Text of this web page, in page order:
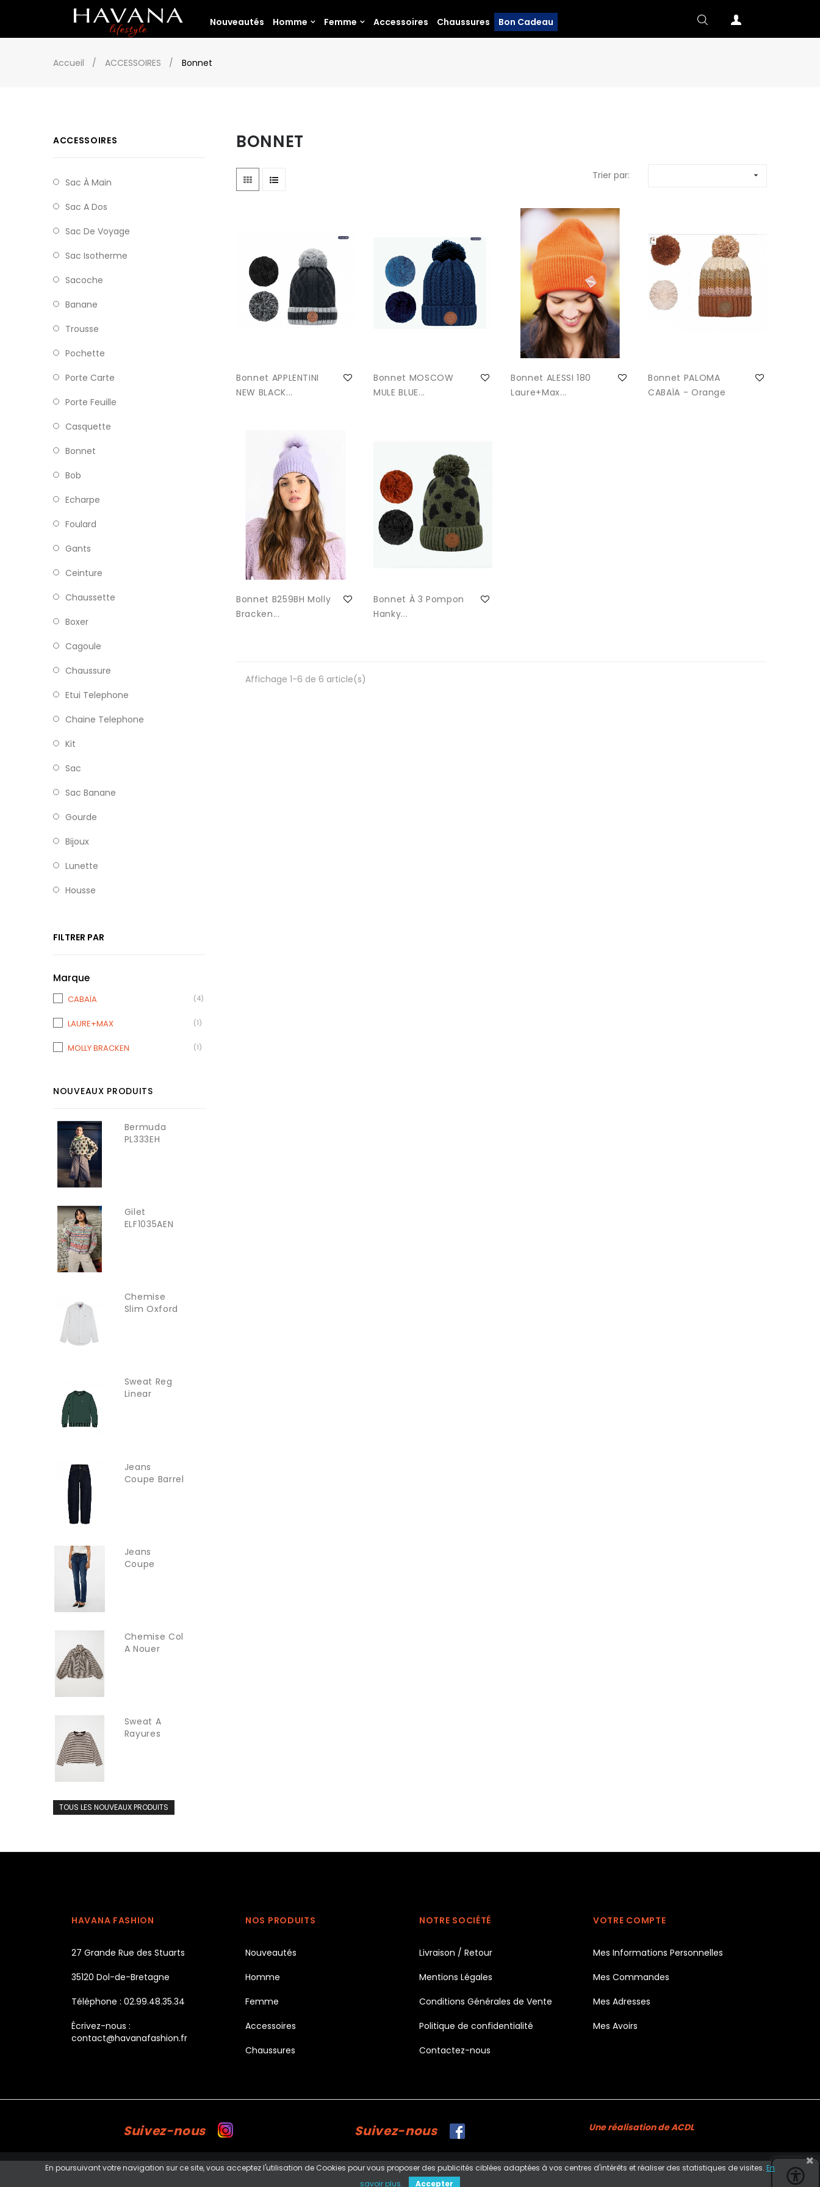
Nouveautés Homme Femme Accessoires Chaussures Bon Cadeau
Accueil ACCESSOIRES Bonnet
ACCESSOIRES
Sac À Main
Sac A Dos
Sac De Voyage
Sac Isotherme
Sacoche
Banane
Trousse
Pochette
Porte Carte
Porte Feuille
Casquette
Bonnet
Bob
Echarpe
Foulard
Gants
Ceinture
Chaussette
Boxer
Cagoule
Chaussure
Etui Telephone
Chaine Telephone
Kit
Sac
Sac Banane
Gourde
Bijoux
Lunette
Housse
FILTRER PAR
Marque
CABAÏA (4)
LAURE+MAX (1)
MOLLY BRACKEN (1)
NOUVEAUX PRODUITS
Bermuda
PL333EH
Gilet
ELF1035AEN
Chemise
Slim Oxford
Sweat Reg
Linear
Jeans
Coupe Barrel
Jeans
Coupe
Chemise Col
A Nouer
Sweat A
Rayures
TOUS LES NOUVEAUX PRODUITS
BONNET
Trier par: 
Bonnet APPLENTINI
NEW BLACK...
Bonnet MOSCOW
MULE BLUE...
Bonnet ALESSI 180
Laure+Max...
Bonnet PALOMA
CABAÏA - Orange
Bonnet B259BH Molly
Bracken...
Bonnet À 3 Pompon
Hanky...
Affichage 1-6 de 6 article(s)
HAVANA FASHION
27 Grande Rue des Stuarts
35120 Dol-de-Bretagne
Téléphone : 02.99.48.35.34
Écrivez-nous :
contact@havanafashion.fr
NOS PRODUITS
Nouveautés
Homme
Femme
Accessoires
Chaussures
NOTRE SOCIÉTÉ
Livraison / Retour
Mentions Légales
Conditions Générales de Vente
Politique de confidentialité
Contactez-nous
VOTRE COMPTE
Mes Informations Personnelles
Mes Commandes
Mes Adresses
Mes Avoirs
Suivez-nous Suivez-nous Une réalisation de ACDL
En poursuivant votre navigation sur ce site, vous acceptez l'utilisation de Cookies pour vous proposer des publicités ciblées adaptées à vos centres d'intérêts et réaliser des statistiques de visites. En
savoir plus.
Accepter